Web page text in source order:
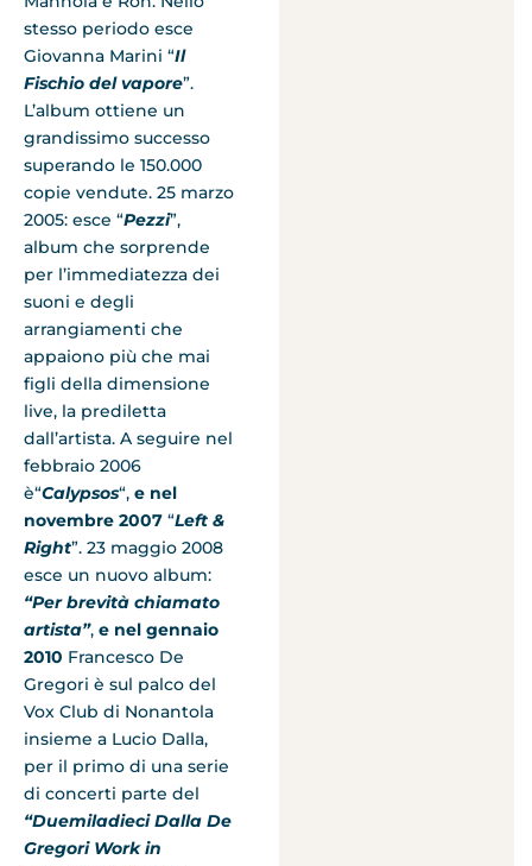
stesso periodo esce
Giovanna Marini “Il
Fischio del vapore”.
L’album ottiene un
grandissimo successo
superando le 150.000
copie vendute. 25 marzo
2005: esce “Pezzi”,
album che sorprende
per l’immediatezza dei
suoni e degli
arrangiamenti che
appaiono più che mai
figli della dimensione
live, la prediletta
dall’artista. A seguire nel
febbraio 2006
è“Calypsos“, e nel
novembre 2007 “Left &
Right”. 23 maggio 2008
esce un nuovo album:
“Per brevità chiamato
artista”, e nel gennaio
2010 Francesco De
Gregori è sul palco del
Vox Club di Nonantola
insieme a Lucio Dalla,
per il primo di una serie
di concerti parte del
“Duemiladieci Dalla De
Gregori Work in